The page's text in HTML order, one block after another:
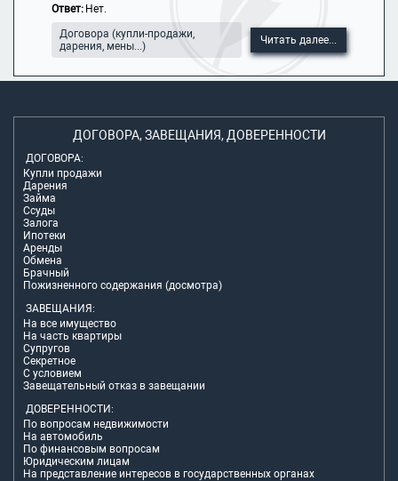
Ответ: Нет.
Договора (купли-продажи,
дарения, мены...)
Читать далее...
ДОГОВОРА, ЗАВЕЩАНИЯ, ДОВЕРЕННОСТИ
ДОГОВОРА:
Купли продажи
Дарения
Займа
Ссуды
Залога
Ипотеки
Аренды
Обмена
Брачный
Пожизненного содержания (досмотра)
ЗАВЕЩАНИЯ:
На все имущество
На часть квартиры
Супругов
Секретное
С условием
Завещательный отказ в завещании
ДОВЕРЕННОСТИ:
По вопросам недвижимости
На автомобиль
По финансовым вопросам
Юридическим лицам
На представление интересов в государственных органах